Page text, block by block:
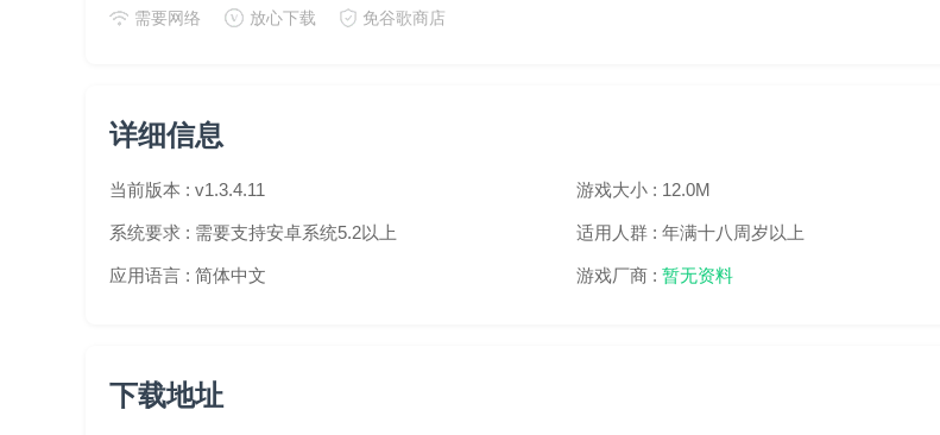
2、修复了一些已知问题
v1.3.1.10版本
新增倍速播放功能
新增手机热点连接
修复了存储空间充足却弹出不足提示的问题
需要网络 放心下载 免谷歌商店
详细信息
当前版本 : v1.3.4.11 游戏大小 : 12.0M
系统要求 : 需要支持安卓系统5.2以上 适用人群 : 年满十八周岁以上
应用语言 : 简体中文 游戏厂商 : 暂无资料
下载地址